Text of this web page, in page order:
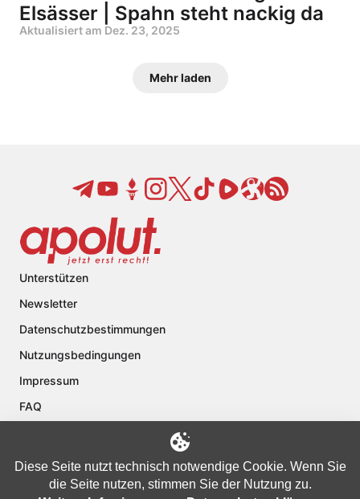
Elsässer | Spahn steht nackig da
Aktualisiert am Dez. 23, 2025
Mehr laden
Unterstützen
Newsletter
Datenschutzbestimmungen
Nutzungsbedingungen
Impressum
FAQ
Diese Seite nutzt technisch notwendige Cookie. Wenn Sie
die Seite nutzen, stimmen Sie der Nutzung zu.